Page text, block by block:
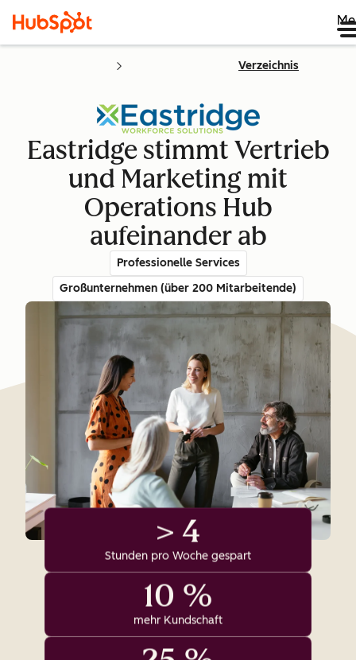
Verzeichnis
Eastridge stimmt Vertrieb
und Marketing mit
Operations Hub
aufeinander ab
Professionelle Services
Großunternehmen (über 200 Mitarbeitende)
> 4
Stunden pro Woche gespart
10 %
mehr Kundschaft